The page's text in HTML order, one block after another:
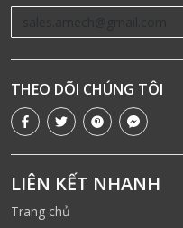
THEO DÕI CHÚNG TÔI
LIÊN KẾT NHANH
Trang chủ